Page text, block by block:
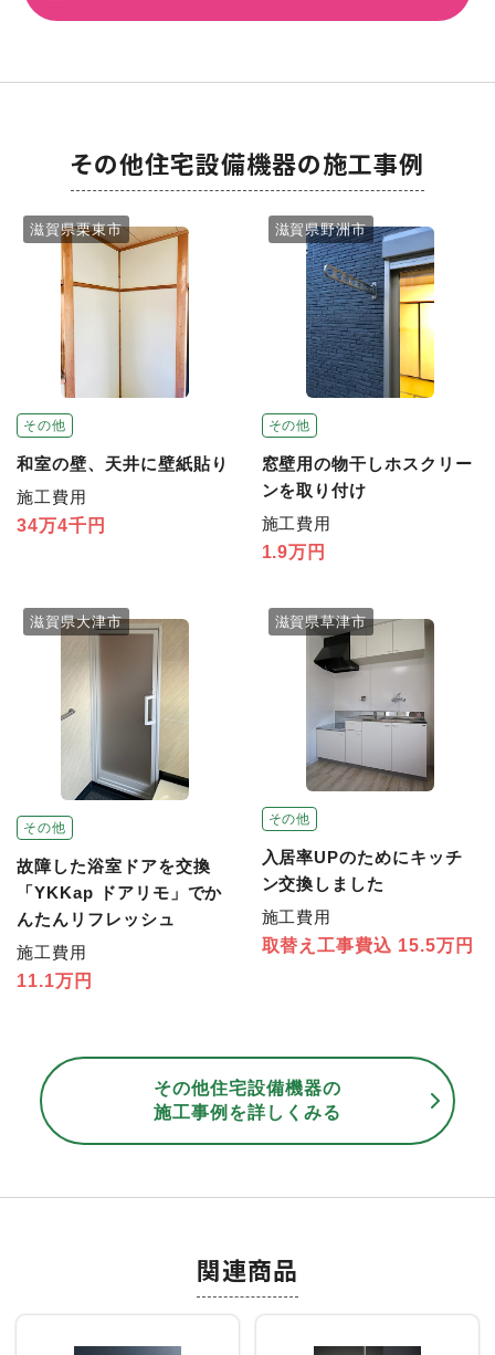
その他住宅設備機器の施工事例
その他
滋賀県栗東市
和室の壁、天井に壁紙貼り
施工費用
34万4千円
その他
滋賀県野洲市
窓壁用の物干しホスクリー
ンを取り付け
施工費用
1.9万円
その他
滋賀県大津市
故障した浴室ドアを交換
「YKKap ドアリモ」でか
んたんリフレッシュ
施工費用
11.1万円
その他
滋賀県草津市
入居率UPのためにキッチ
ン交換しました
施工費用
取替え工事費込 15.5万円
その他住宅設備機器の
施工事例を詳しくみる
関連商品